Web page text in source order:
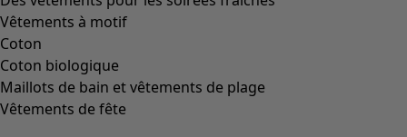
Vêtements à motif
Coton
Coton biologique
Maillots de bain et vêtements de plage
Vêtements de fête